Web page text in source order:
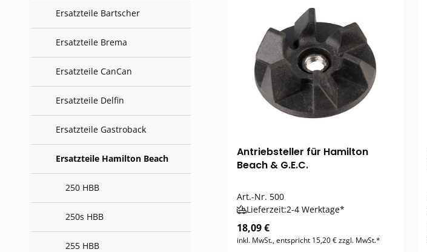
Ersatzteile Bartscher
Ersatzteile Brema
Ersatzteile CanCan
Ersatzteile Delfin
Ersatzteile Gastroback
Ersatzteile Hamilton Beach
250 HBB
250s HBB
255 HBB
Antriebsteller für Hamilton
Beach & G.E.C.
Art.-Nr. 500
Lieferzeit:2-4 Werktage*
18,09 €
inkl. MwSt., entspricht 15,20 € zzgl. MwSt.*